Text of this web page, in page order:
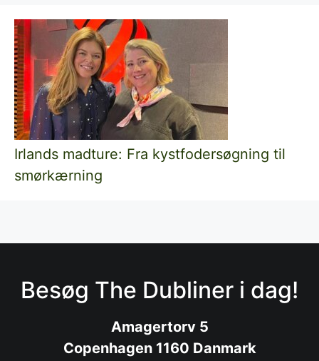
Irlands madture: Fra kystfodersøgning til
smørkærning
Besøg The Dubliner i dag!
Amagertorv 5
Copenhagen 1160 Danmark